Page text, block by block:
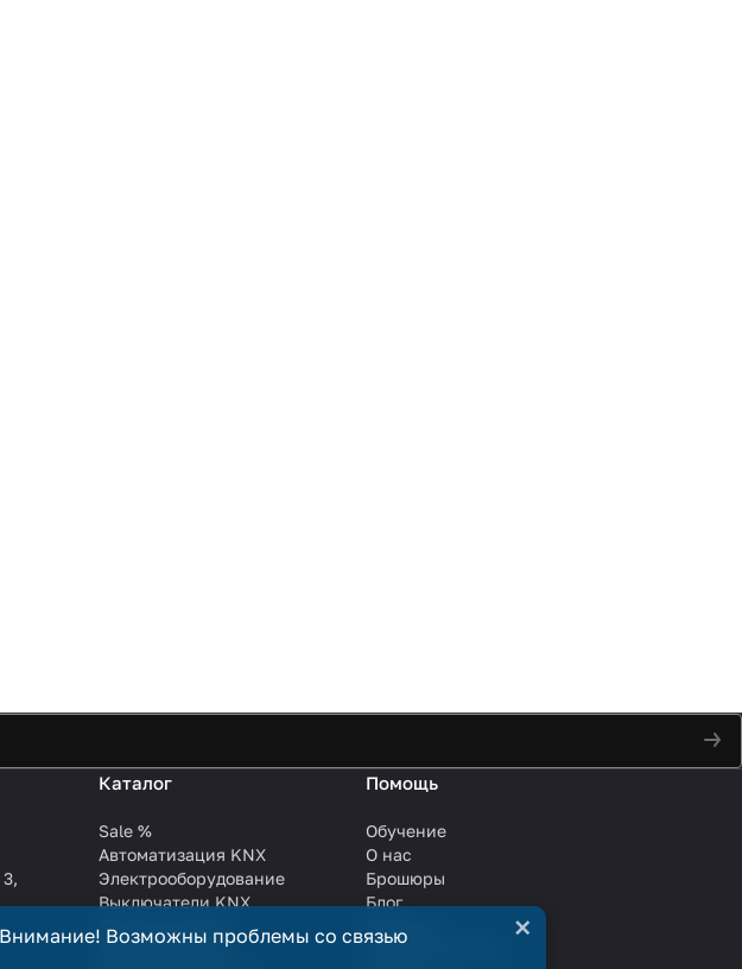
Каталог
Sale %
Автоматизация KNX
Электрооборудование
Выключатели KNX
Производители
KNX EIB кабели
Помощь
Обучение
О нас
Брошюры
Блог
Сотрудничество
Возможны проблемы со связью ×